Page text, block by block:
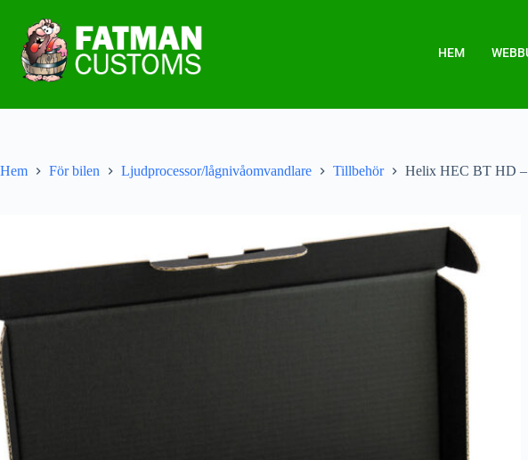
HEM
Hem För bilen Ljudprocessor/lågnivåomvandlare Tillbehör Helix HEC BT HD